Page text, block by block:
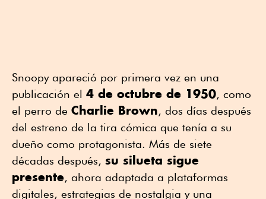
Snoopy apareció por primera vez en una
publicación el 4 de octubre de 1950, como
el perro de Charlie Brown, dos días después
del estreno de la tira cómica que tenía a su
dueño como protagonista. Más de siete
décadas después, su silueta sigue
presente, ahora adaptada a plataformas
digitales, estrategias de nostalgia y una